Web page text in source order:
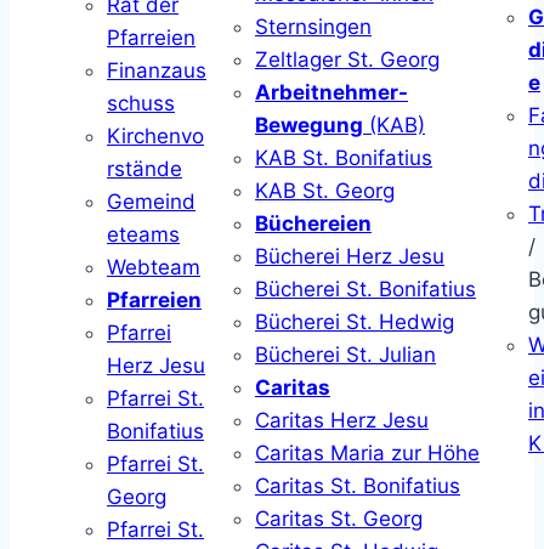
Rat der
Pfarreien
Finanzaus
schuss
Kirchenvo
rstände
Gemeind
eteams
Webteam
Pfarreien
Pfarrei
Herz Jesu
Pfarrei St.
Bonifatius
Pfarrei St.
Georg
Pfarrei St.
Sternsingen
Zeltlager St. Georg
Arbeitnehmer-
Bewegung (KAB)
KAB St. Bonifatius
KAB St. Georg
Büchereien
Bücherei Herz Jesu
Bücherei St. Bonifatius
Bücherei St. Hedwig
Bücherei St. Julian
Caritas
Caritas Herz Jesu
Caritas Maria zur Höhe
Caritas St. Bonifatius
Caritas St. Georg
e
/